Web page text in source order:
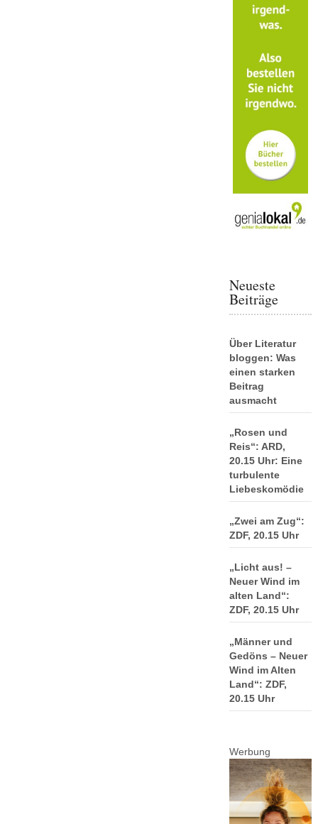
Neueste
Beiträge
Über Literatur
bloggen: Was
einen starken
Beitrag
ausmacht
„Rosen und
Reis“: ARD,
20.15 Uhr: Eine
turbulente
Liebeskomödie
„Zwei am Zug“:
ZDF, 20.15 Uhr
„Licht aus! –
Neuer Wind im
alten Land“:
ZDF, 20.15 Uhr
„Männer und
Gedöns – Neuer
Wind im Alten
Land“: ZDF,
20.15 Uhr
Werbung